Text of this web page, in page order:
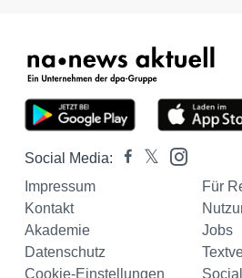
Social Media:
Impressum
Für
Kontakt
Akademie
Jobs
Datenschutz
Cookie-Einstellungen